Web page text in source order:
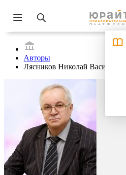
Авторы
Лясников Николай Васильевич